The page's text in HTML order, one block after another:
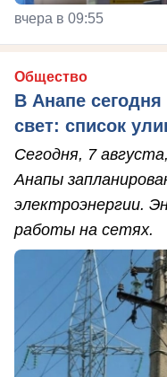
вчера в 09:55
Общество
В Анапе
свет: список
Сегодня, 7
Анапы
электроэнергии.
работы на сетях.